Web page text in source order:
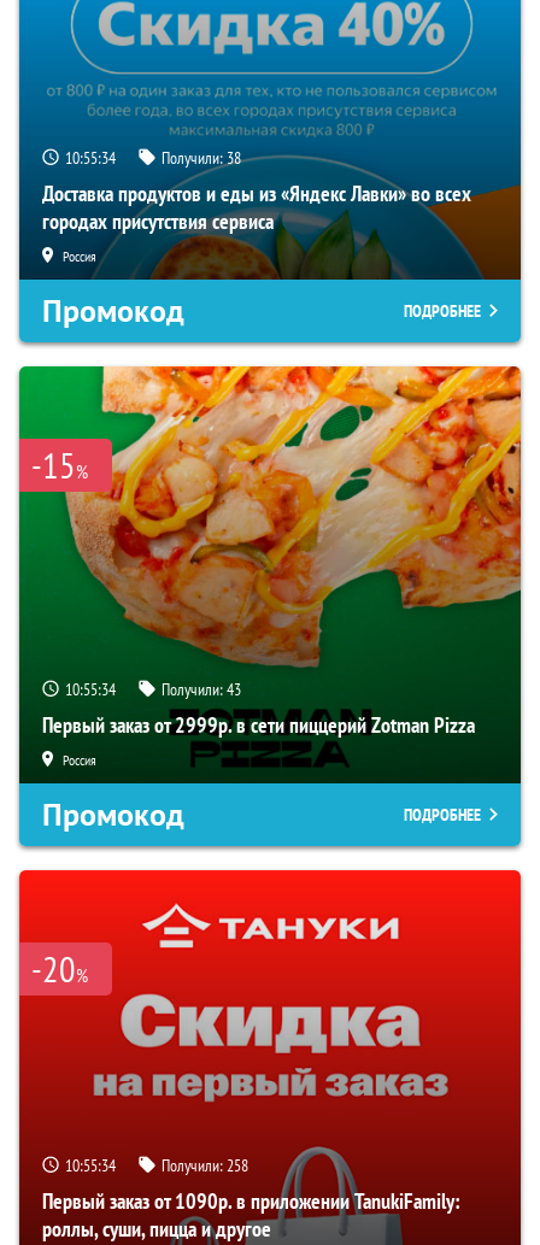
10:55:33 Получили:38
Доставка продуктов и еды из «Яндекс Лавки» во всех
городах присутствия сервиса
Россия
Промокод ПОДРОБНЕЕ
-15%
10:55:33 Получили:43
Первый заказ от 2999р. в сети пиццерий Zotman Pizza
Россия
Промокод ПОДРОБНЕЕ
-20%
10:55:33 Получили:258
Первый заказ от 1090р. в приложении TanukiFamily:
роллы, суши, пицца и другое